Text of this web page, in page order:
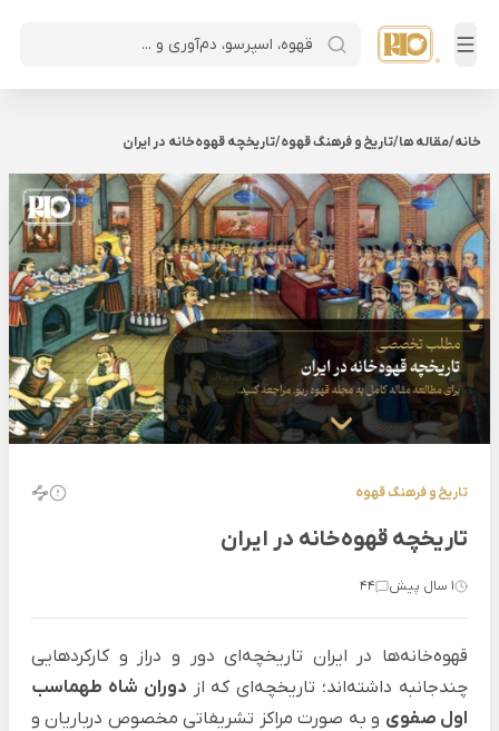
خانه/مقاله ها/تاریخ و فرهنگ قهوه/تاریخچه قهوه‌خانه در ایران
تاریخ و فرهنگ قهوه
تاریخچه قهوه‌خانه در ایران
1 سال پیش 44
قهوه‌خانه‌ها در ایران تاریخچه‌ای دور و دراز و کارکردهایی
چندجانبه داشته‌اند؛ تاریخچه‌ای که از دوران شاه طهماسب
اول صفوی و به صورت مراکز تشریفاتی مخصوص درباریان و